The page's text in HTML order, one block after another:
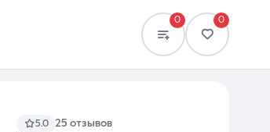
0 0
5.0 25 отзывов